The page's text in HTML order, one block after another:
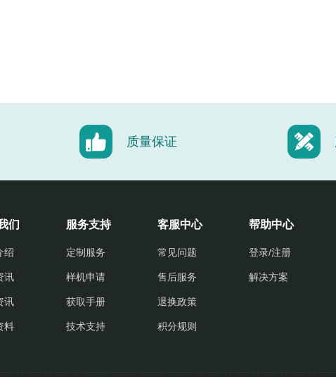
质量保证
们
绍
讯
讯
料
服务支持
定制服务
样机申请
获取手册
技术支持
客服中心
常见问题
售后服务
退换政策
积分规则
帮助中心
登录/注册
解决方案